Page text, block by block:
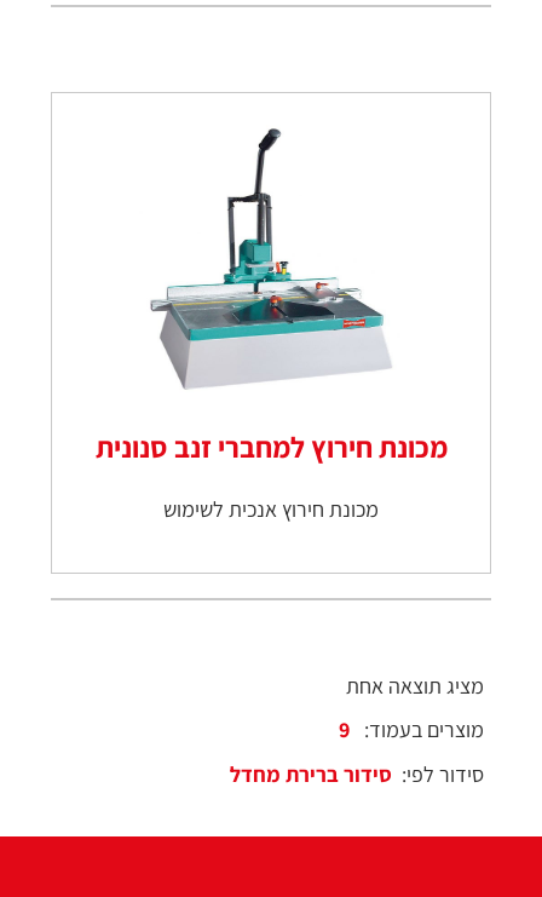
מכונת חירוץ למחברי זנב סנונית
מכונת חירוץ אנכית לשימוש
מציג תוצאה אחת
מוצרים בעמוד:
סידור לפי: